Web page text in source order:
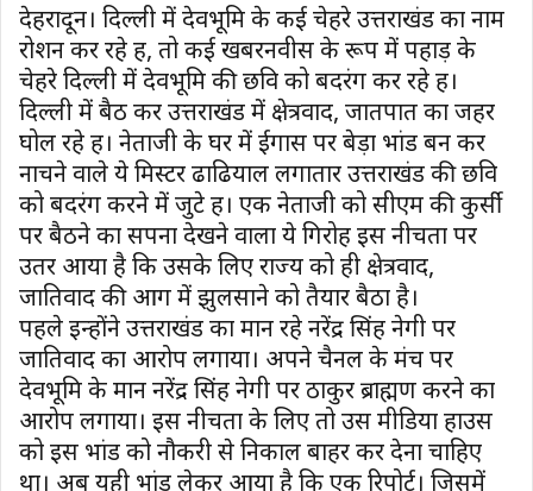
देहरादून। दिल्ली में देवभूमि के कई चेहरे उत्तराखंड का नाम
रोशन कर रहे हैं, तो कई खबरनवीस के रूप में पहाड़ के
चेहरे दिल्ली में देवभूमि की छवि को बदरंग कर रहे हैं।
दिल्ली में बैठ कर उत्तराखंड में क्षेत्रवाद, जातपात का जहर
घोल रहे हैं। नेताजी के घर में ईगास पर बेड़ा भांड बन कर
नाचने वाले ये मिस्टर ढौंढियाल लगातार उत्तराखंड की छवि
को बदरंग करने में जुटे हैं। एक नेताजी को सीएम की कुर्सी
पर बैठने का सपना देखने वाला ये गिरोह इस नीचता पर
उतर आया है कि उसके लिए राज्य को ही क्षेत्रवाद,
जातिवाद की आग में झुलसाने को तैयार बैठा है।
पहले इन्होंने उत्तराखंड का मान रहे नरेंद्र सिंह नेगी पर
जातिवाद का आरोप लगाया। अपने चैनल के मंच पर
देवभूमि के मान नरेंद्र सिंह नेगी पर ठाकुर ब्राह्मण करने का
आरोप लगाया। इस नीचता के लिए तो उस मीडिया हाउस
को इस भांड को नौकरी से निकाल बाहर कर देना चाहिए
था। अब यही भांड लेकर आया है कि एक रिपोर्ट। जिसमें